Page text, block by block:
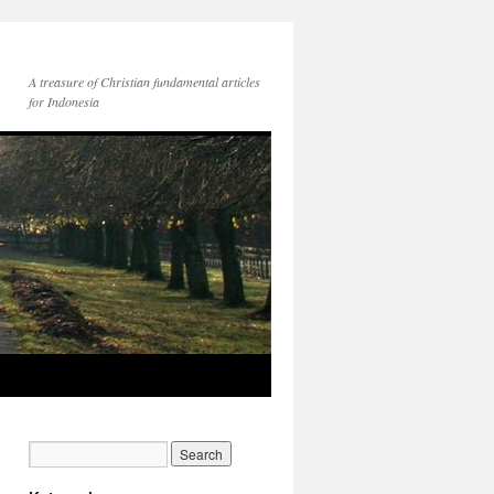
A treasure of Christian fundamental articles
for Indonesia